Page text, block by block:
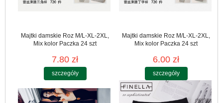
Majtki damskie Roz M/L-XL-2XL,
Mix kolor Paczka 24 szt
7.80 zł
szczegóły
Majtki damskie Roz M/L-XL-2XL,
Mix kolor Paczka 24 szt
6.00 zł
szczegóły